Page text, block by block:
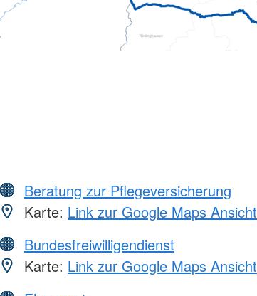
Beratung zur Pflegeversicherung
Karte: Link zur Google Maps Ansicht
Bundesfreiwilligendienst
Karte: Link zur Google Maps Ansicht